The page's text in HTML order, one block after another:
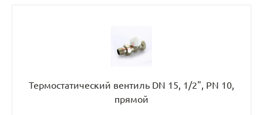
Термостатический вентиль DN 15, 1/2", PN 10,
прямой